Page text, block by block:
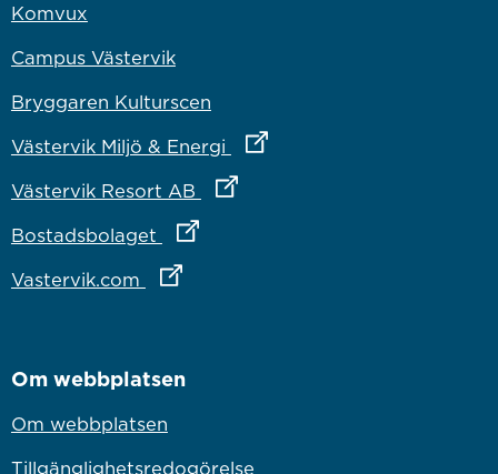
Komvux
Campus Västervik
Bryggaren Kulturscen
Västervik Miljö & Energi
Länk till annan webbplats
Västervik Resort AB Länk till annan webbplats
Bostadsbolaget Länk till annan webbplats
Vastervik.com Länk till annan webbplats
Om webbplatsen
Om webbplatsen
Tillgänglighetsredogörelse